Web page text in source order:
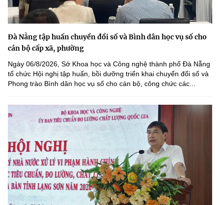
Đà Nẵng tập huấn chuyển đổi số và Bình dân học vụ số cho
cán bộ cấp xã, phường
Ngày 06/8/2026, Sở Khoa học và Công nghệ thành phố Đà Nẵng
tổ chức Hội nghị tập huấn, bồi dưỡng triển khai chuyển đổi số và
Phong trào Bình dân học vụ số cho cán bộ, công chức các...